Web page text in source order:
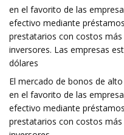
en el favorito de las
efectivo mediante
prestatarios con costos
inversores. Las empresas
dólares
El mercado de bonos de
en el favorito de las
efectivo mediante
prestatarios con costos